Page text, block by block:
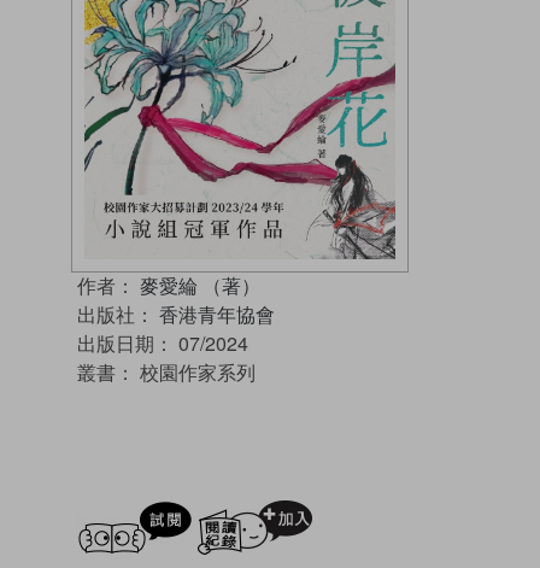
作者： 麥愛綸 （著）
出版社： 香港青年協會
出版日期： 07/2024
叢書： 校園作家系列
試閲